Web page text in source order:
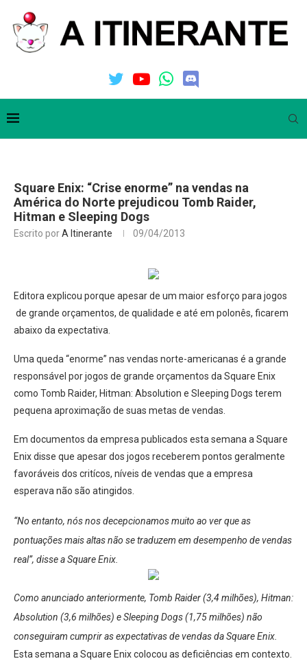
Square Enix: “Crise enorme” na vendas na
América do Norte prejudicou Tomb Raider,
Hitman e Sleeping Dogs
Escrito porA Itinerante 09/04/2013
Editora explicou porque apesar de um maior esforço para jogos
de grande orçamentos, de qualidade e até em polonês, ficarem
abaixo da expectativa.
Uma queda “enorme” nas vendas norte-americanas é a grande
responsável por jogos de grande orçamentos da Square Enix
como Tomb Raider, Hitman: Absolution e Sleeping Dogs terem
pequena aproximação de suas metas de vendas.
Em documentos da empresa publicados esta semana a Square
Enix disse que apesar dos jogos receberem pontos geralmente
favoráveis dos critícos, níveis de vendas que a empresa
esperava não são atingidos.
“No entanto, nós nos decepcionamos muito ao ver que as
pontuações mais altas não se traduzem em desempenho de vendas
real”, disse a Square Enix.
Como anunciado anteriormente, Tomb Raider (3,4 milhões), Hitman:
Absolution (3,6 milhões) e Sleeping Dogs (1,75 milhões) não
conseguiram cumprir as expectativas de vendas da Square Enix.
Esta semana a Square Enix colocou as deficiências em contexto.